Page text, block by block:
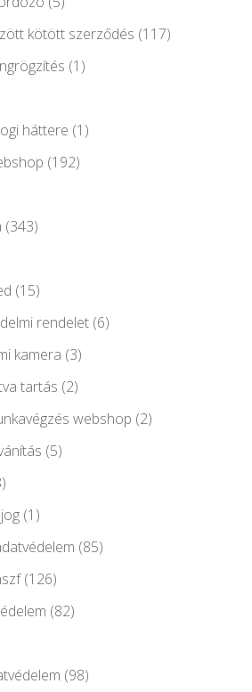
kötött szerződés (117)
(1)
háttere (1)
(192)
(343)
(15)
rendelet (6)
kamera (3)
tartás (2)
webshop (2)
(5)
(1)
(85)
(126)
(82)
(98)